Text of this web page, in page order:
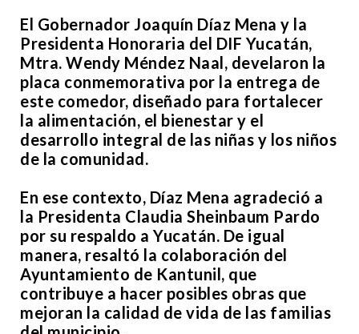
El Gobernador Joaquín Díaz Mena y la
Presidenta Honoraria del DIF Yucatán,
Mtra. Wendy Méndez Naal, develaron la
placa conmemorativa por la entrega de
este comedor, diseñado para fortalecer
la alimentación, el bienestar y el
desarrollo integral de las niñas y los niños
de la comunidad.
En ese contexto, Díaz Mena agradeció a
la Presidenta Claudia Sheinbaum Pardo
por su respaldo a Yucatán. De igual
manera, resaltó la colaboración del
Ayuntamiento de Kantunil, que
contribuye a hacer posibles obras que
mejoran la calidad de vida de las familias